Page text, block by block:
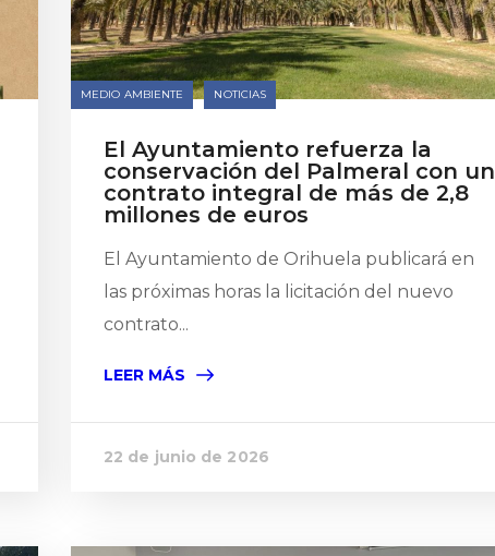
MEDIO AMBIENTE NOTICIAS
El Ayuntamiento refuerza la
conservación del Palmeral con un
contrato integral de más de 2,8
millones de euros
El Ayuntamiento de Orihuela publicará en
las próximas horas la licitación del nuevo
contrato...
LEER MÁS
22 de junio de 2026